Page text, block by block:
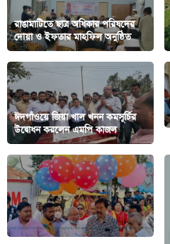
রাঙামাটিতে ছাত্র অধিকার পরিষদের
দোয়া ও ইফতার মাহফিল অনুষ্ঠিত
ঈদগাঁওয়ে জিয়া খাল খনন কমসূর্চির
উদ্বোধন করলেন এমপি কাজল